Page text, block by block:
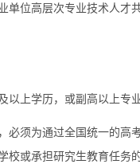
单位高层次专业技术人才
以上学历，或副高以上专
必须为通过全国统一的高
校或承担研究生教育任务